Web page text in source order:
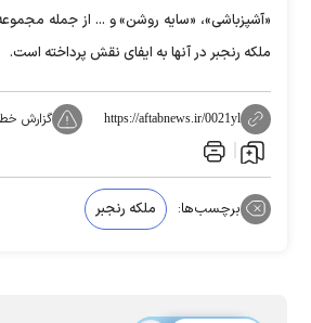
«آشپزباشی»، «سایه روشن» و ... از جمله
ملکه رنجبر در آنها به ایفای نقش پرداخته است.
https://aftabnews.ir/0021yl گزارش
برچسب‌ها: ملکه رنجبر